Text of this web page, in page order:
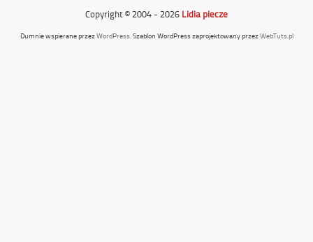
Copyright © 2004 - 2026 Lidia piecze
Dumnie wspierane przezWordPress. Szablon WordPress zaprojektowany przezWebTuts.pl